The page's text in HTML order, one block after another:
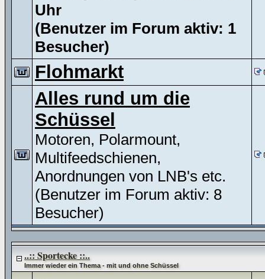
Uhr
(Benutzer im Forum aktiv: 1
Besucher)
Flohmarkt
Alles rund um die
Schüssel
Motoren, Polarmount,
Multifeedschienen,
Anordnungen von LNB's etc.
(Benutzer im Forum aktiv: 8
Besucher)
..:: Sportecke ::..
Immer wieder ein Thema - mit und ohne Schüssel